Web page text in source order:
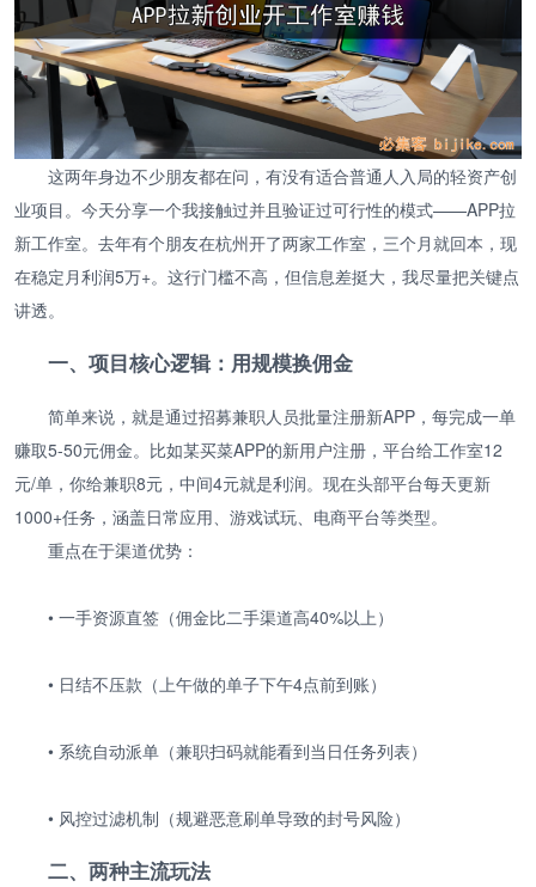
这两年身边不少朋友都在问，有没有适合普通人入局的轻资产创
业项目。今天分享一个我接触过并且验证过可行性的模式——APP拉
新工作室。去年有个朋友在杭州开了两家工作室，三个月就回本，现
在稳定月利润5万+。这行门槛不高，但信息差挺大，我尽量把关键点
讲透。
一、项目核心逻辑：用规模换佣金
简单来说，就是通过招募兼职人员批量注册新APP，每完成一单
赚取5-50元佣金。比如某买菜APP的新用户注册，平台给工作室12
元/单，你给兼职8元，中间4元就是利润。现在头部平台每天更新
1000+任务，涵盖日常应用、游戏试玩、电商平台等类型。
重点在于渠道优势：
• 一手资源直签（佣金比二手渠道高40%以上）
• 日结不压款（上午做的单子下午4点前到账）
• 系统自动派单（兼职扫码就能看到当日任务列表）
• 风控过滤机制（规避恶意刷单导致的封号风险）
二、两种主流玩法